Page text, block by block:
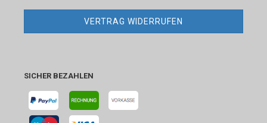
VERTRAG WIDERRUFEN
SICHER BEZAHLEN